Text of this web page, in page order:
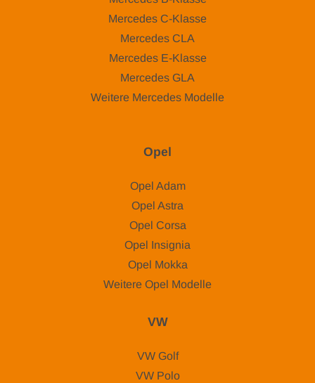
Mercedes C-Klasse
Mercedes CLA
Mercedes E-Klasse
Mercedes GLA
Weitere Mercedes Modelle
Opel
Opel Adam
Opel Astra
Opel Corsa
Opel Insignia
Opel Mokka
Weitere Opel Modelle
VW
VW Golf
VW Polo